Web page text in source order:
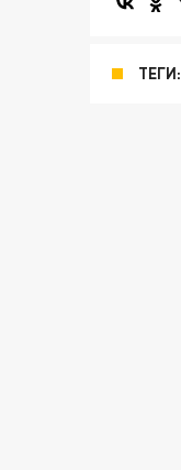
ТЕГИ: